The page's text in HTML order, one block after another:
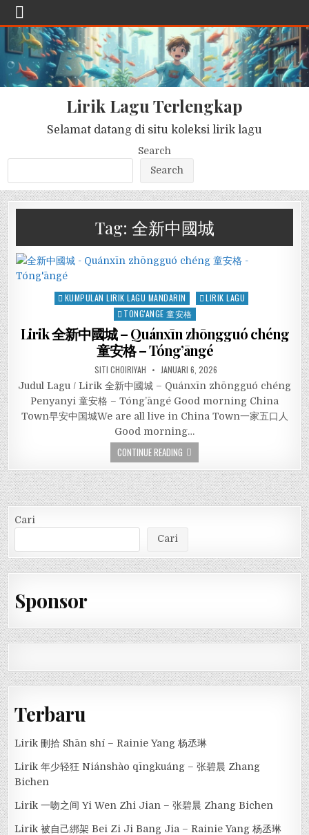
Lirik Lagu Terlengkap
Selamat datang di situ koleksi lirik lagu
Search
Search
Tag: 全新中國城
Posted
KUMPULAN LIRIK LAGU MANDARIN
LIRIK LAGU
TONG'ANGE 童安格
Lirik 全新中國城 – Quánxīn zhōngguó chéng
童安格 – Tóng’āngé
SITI CHOIRIYAH JANUARI 6, 2026
Judul Lagu / Lirik 全新中國城 – Quánxīn zhōngguó chéng
Penyanyi 童安格 – Tóng’āngé Good morning China
Town早安中国城We are all live in China Town一家五口人
Good morning…
CONTINUE READING
Cari
Cari
Sponsor
Terbaru
Lirik 刪拾 Shān shí – Rainie Yang 杨丞琳
Lirik 年少轻狂 Niánshào qīngkuáng – 张碧晨 Zhang
Bichen
Lirik 一吻之间 Yi Wen Zhi Jian – 张碧晨 Zhang Bichen
Lirik 被自己綁架 Bei Zi Ji Bang Jia – Rainie Yang 杨丞琳